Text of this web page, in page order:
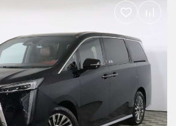
Добавить
избранное